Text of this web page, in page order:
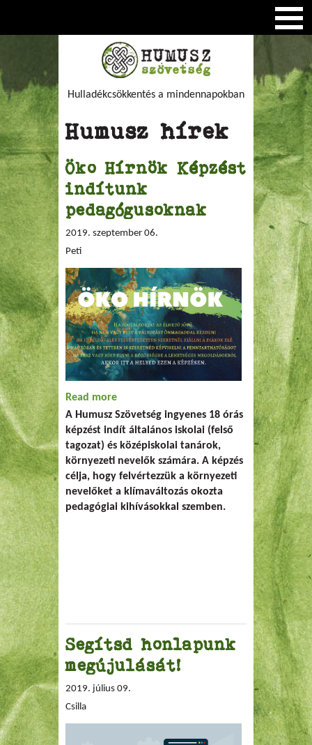
Hulladékcsökkentés a mindennapokban
Humusz hírek
Öko Hírnök Képzést
indítunk
pedagógusoknak
2019. szeptember 06.
Peti
Read more about Öko Hírnök Képzést indítunk
pedagógusoknak
A Humusz Szövetség ingyenes 18 órás
képzést indít általános iskolai (felső
tagozat) és középiskolai tanárok,
környezeti nevelők számára. A képzés
célja, hogy felvértezzük a környezeti
nevelőket a klímaváltozás okozta
pedagógiai kihívásokkal szemben.
Segítsd honlapunk
megújulását!
2019. július 09.
Csilla